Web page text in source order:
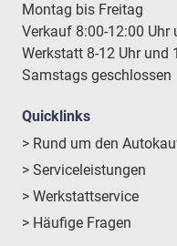
Montag bis Freitag
Verkauf 8:00-12:00 Uhr
Werkstatt 8-12 Uhr und
Samstags geschlossen
Quicklinks
> Rund um den
> Serviceleistungen
> Werkstattservice
> Häufige Fragen